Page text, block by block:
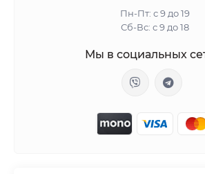
способствующие расслаблению
состояния кожи. Вы забудете о
ароматами, которые разбудят в вас
чувственность. От легких
Пн-Пт: с 9 до 19
Сб-Вс: с 9 до 18
Мы в социальных